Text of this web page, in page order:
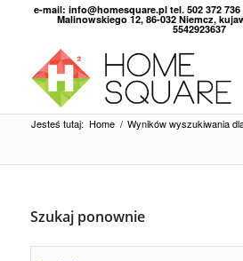
e-mail: info@homesquare.pl tel. 502 372
Malinowskiego 12, 86-032 Niemcz,
5542923637
Jesteś tutaj: Home / Wyników wyszukiwania
Szukaj ponownie